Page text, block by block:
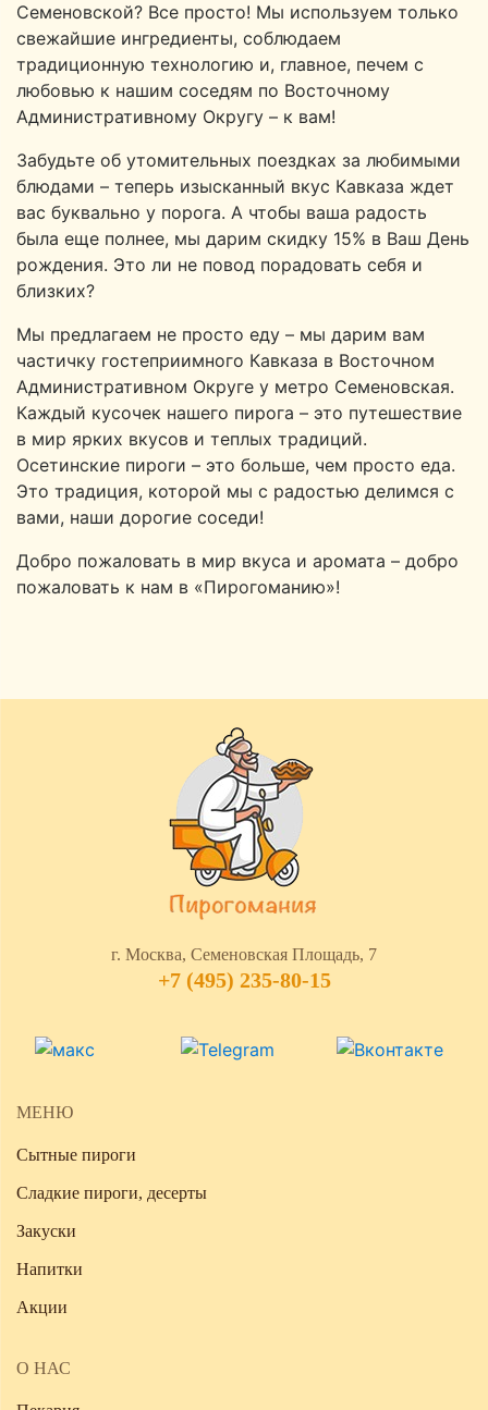
Семеновской? Все просто! Мы используем только
свежайшие ингредиенты, соблюдаем
традиционную технологию и, главное, печем с
любовью к нашим соседям по Восточному
Административному Округу – к вам!
Забудьте об утомительных поездках за любимыми
блюдами – теперь изысканный вкус Кавказа ждет
вас буквально у порога. А чтобы ваша радость
была еще полнее, мы дарим скидку 15% в Ваш День
рождения. Это ли не повод порадовать себя и
близких?
Мы предлагаем не просто еду – мы дарим вам
частичку гостеприимного Кавказа в Восточном
Административном Округе у метро Семеновская.
Каждый кусочек нашего пирога – это путешествие
в мир ярких вкусов и теплых традиций.
Осетинские пироги – это больше, чем просто еда.
Это традиция, которой мы с радостью делимся с
вами, наши дорогие соседи!
Добро пожаловать в мир вкуса и аромата – добро
пожаловать к нам в «Пирогоманию»!
г. Москва, Семеновская Площадь, 7
+7 (495) 235-80-15
МЕНЮ
Сытные пироги
Сладкие пироги, десерты
Закуски
Напитки
Акции
О НАС